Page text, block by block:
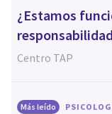
¿Estamos
Centro TAP
Más leído